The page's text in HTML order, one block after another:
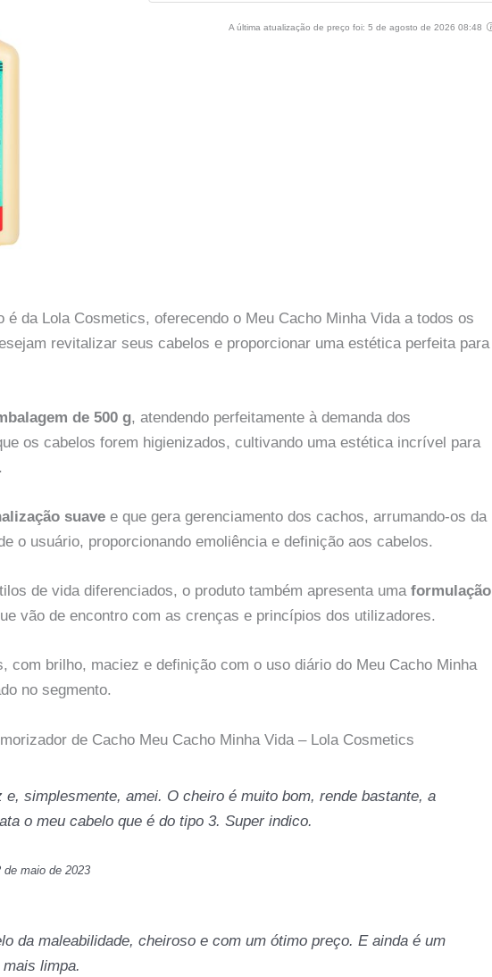
A última atualização de preço foi: 5 de agosto de 2026 08:48
da Lola Cosmetics, oferecendo o Meu Cacho Minha Vida a todos os
revitalizar seus cabelos e proporcionar uma estética perfeita para
de 500 g, atendendo perfeitamente à demanda dos
os cabelos forem higienizados, cultivando uma estética incrível para
suave e que gera gerenciamento dos cachos, arrumando-os da
o usuário, proporcionando emoliência e definição aos cabelos.
de vida diferenciados, o produto também apresenta umaformulação
vão de encontro com as crenças e princípios dos utilizadores.
com brilho, maciez e definição com o uso diário do Meu Cacho Minha
no segmento.
de Cacho Meu Cacho Minha Vida – Lola Cosmetics
e, simplesmente, amei. O cheiro é muito bom, rende bastante, a
o meu cabelo que é do tipo 3. Super indico.
maio de 2023
da maleabilidade, cheiroso e com um ótimo preço. E ainda é um
limpa.